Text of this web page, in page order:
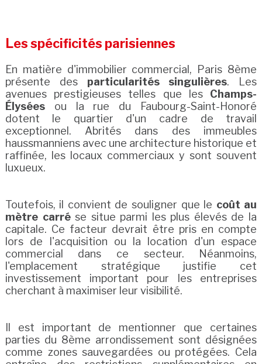
Les spécificités parisiennes
En matière d'immobilier commercial, Paris 8ème
présente des particularités singulières. Les
avenues prestigieuses telles que les Champs-
Élyséesou la rue du Faubourg-Saint-Honoré
dotent le quartier d'un cadre de travail
exceptionnel. Abrités dans des immeubles
haussmanniens avec une architecture historique et
raffinée, les locaux commerciaux y sont souvent
luxueux.
Toutefois, il convient de souligner que le coût au
mètre carrése situe parmi les plus élevés de la
capitale. Ce facteur devrait être pris en compte
lors de l'acquisition ou la location d'un espace
commercial dans ce secteur. Néanmoins,
l'emplacement stratégique justifie cet
investissement important pour les entreprises
cherchant à maximiser leur visibilité.
Il est important de mentionner que certaines
parties du 8ème arrondissement sont désignées
comme zones sauvegardées ou protégées. Cela